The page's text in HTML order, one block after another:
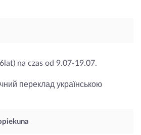
na czas od 9.07-19.07.
переклад українською